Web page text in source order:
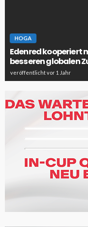
HOGA
Edenred kooperiert
besseren globalen
veröffentlicht vor 1 Jahr